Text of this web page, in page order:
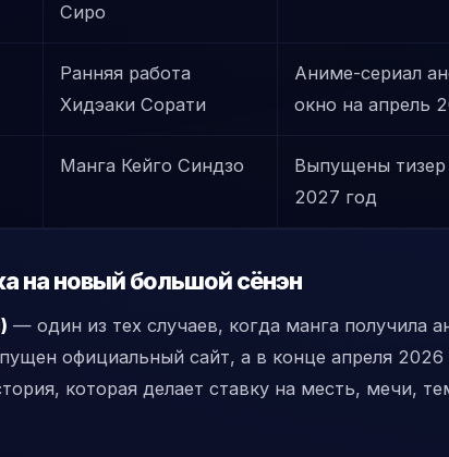
Сиро
Ранняя работа
Хидэаки Сорати
Аниме-сериал
окно на апрель
Манга Кейго Синдзо
Выпущены тизер
2027 год
на новый большой сёнэн
— один из тех случаев, когда манга получила
официальный сайт, а в конце апреля 2026
которая делает ставку на месть, мечи,